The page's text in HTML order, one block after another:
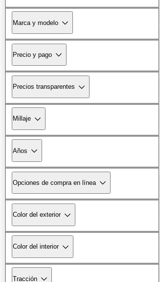
Marca y modelo
Precio y pago
Precios transparentes
Millaje
Años
Opciones de compra en línea
Color del exterior
Color del interior
Tracción